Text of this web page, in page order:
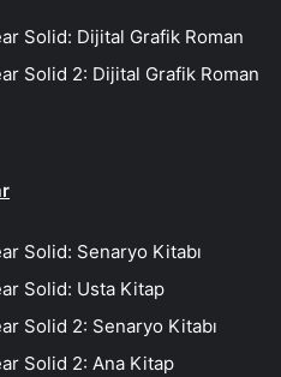
Solid: Dijital Grafik Roman
Solid 2: Dijital Grafik Roman
Solid: Senaryo Kitabı
Solid: Usta Kitap
Solid 2: Senaryo Kitabı
Solid 2: Ana Kitap